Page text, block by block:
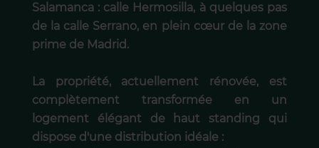
Salamanca : calle Hermosilla, à quelques pas
de la calle Serrano, en plein cœur de la zone
prime de Madrid.
La propriété, actuellement rénovée, est
complètement transformée en un
logement élégant de haut standing qui
dispose d'une distribution idéale :